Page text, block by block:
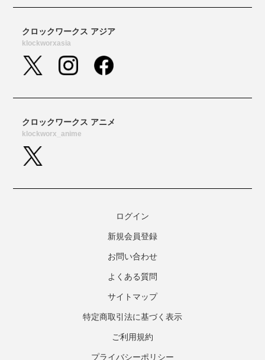
ログイン
新規会員登録
お問い合わせ
よくある質問
サイトマップ
特定商取引法に基づく表示
ご利用規約
プライバシーポリシー